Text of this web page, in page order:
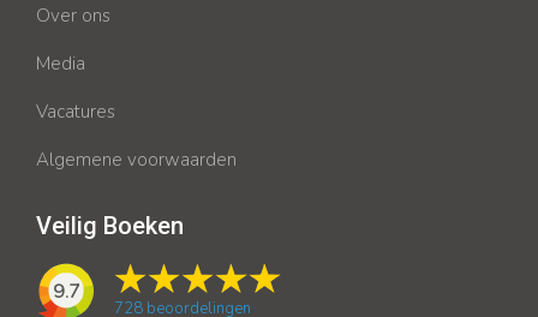
Over ons
Media
Vacatures
Algemene voorwaarden
Veilig Boeken
9.7
728 beoordelingen